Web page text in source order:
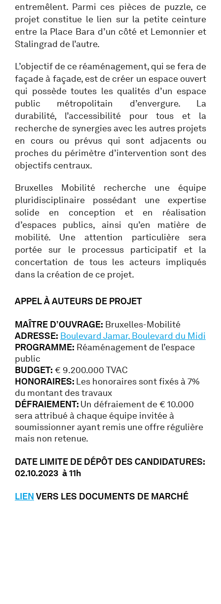
entremêlent. Parmi ces pièces de puzzle, ce
projet constitue le lien sur la petite ceinture
entre la Place Bara d’un côté et Lemonnier et
Stalingrad de l’autre.
L’objectif de ce réaménagement, qui se fera de
façade à façade, est de créer un espace ouvert
qui possède toutes les qualités d’un espace
public métropolitain d’envergure. La
durabilité, l’accessibilité pour tous et la
recherche de synergies avec les autres projets
en cours ou prévus qui sont adjacents ou
proches du périmètre d’intervention sont des
objectifs centraux.
Bruxelles Mobilité recherche une équipe
pluridisciplinaire possédant une expertise
solide en conception et en réalisation
d’espaces publics, ainsi qu’en matière de
mobilité. Une attention particulière sera
portée sur le processus participatif et la
concertation de tous les acteurs impliqués
dans la création de ce projet.
APPEL À AUTEURS DE PROJET
MAÎTRE D’OUVRAGE: Bruxelles-Mobilité
ADRESSE: Boulevard Jamar, Boulevard du Midi
PROGRAMME: Réaménagement de l’espace
public
BUDGET: € 9.200.000 TVAC
HONORAIRES: Les honoraires sont fixés à 7%
du montant des travaux
DÉFRAIEMENT: Un défraiement de € 10.000
sera attribué à chaque équipe invitée à
soumissionner ayant remis une offre régulière
mais non retenue.
DATE LIMITE DE DÉPÔT DES CANDIDATURES:
02.10.2023 à 11h
LIEN VERS LES DOCUMENTS DE MARCHÉ